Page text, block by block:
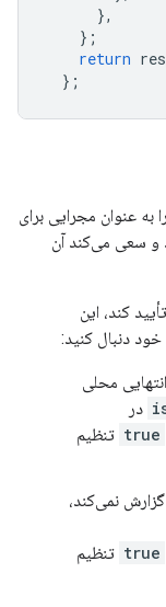
},
};
return
};
عنوان مجرایی برای
و سعی می‌کند آن
کند، این
خود دنبال کنید:
محلی
در
true تنظیم
نمی‌کند،
true تنظیم